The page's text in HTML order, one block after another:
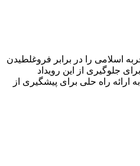
اسلامی را در برابر فروغلطیدن
جلوگیری از این رویداد
ارائه راه حلی برای پیشگیری از